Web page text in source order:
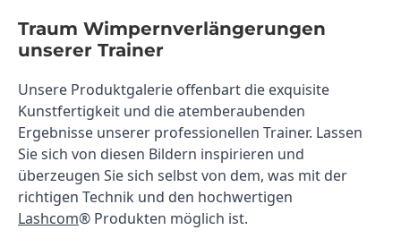
Traum Wimpernverlängerungen
unserer Trainer
Unsere Produktgalerie offenbart die exquisite
Kunstfertigkeit und die atemberaubenden
Ergebnisse unserer professionellen Trainer. Lassen
Sie sich von diesen Bildern inspirieren und
überzeugen Sie sich selbst von dem, was mit der
Lashcom® Produkten möglich ist.